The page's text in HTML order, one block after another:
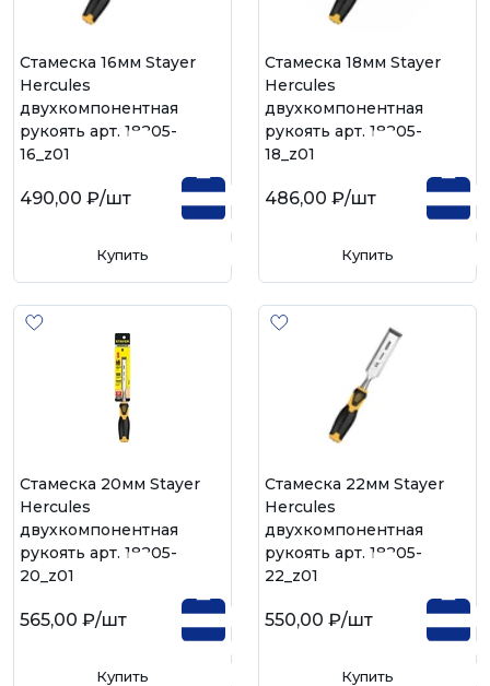
Стамеска 16мм Stayer
Hercules
двухкомпонентная
рукоять арт. 18205-
16_z01
490,00 ₽/шт
Купить
Стамеска 18мм Stayer
Hercules
двухкомпонентная
рукоять арт. 18205-
18_z01
486,00 ₽/шт
Купить
Стамеска 20мм Stayer
Hercules
двухкомпонентная
рукоять арт. 18205-
20_z01
565,00 ₽/шт
Купить
Стамеска 22мм Stayer
Hercules
двухкомпонентная
рукоять арт. 18205-
22_z01
550,00 ₽/шт
Купить